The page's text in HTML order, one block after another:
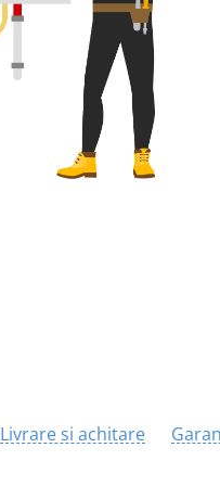
Livrare si achitare